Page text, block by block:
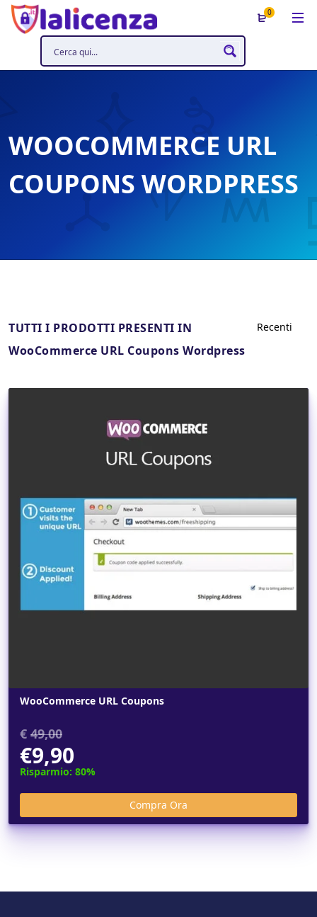
0
WOOCOMMERCE URL
COUPONS WORDPRESS
TUTTI I PRODOTTI PRESENTI IN
WooCommerce URL Coupons Wordpress
WooCommerce URL Coupons
€ 49,00
€9,90
Risparmio: 80%